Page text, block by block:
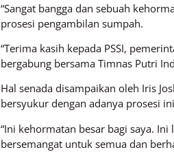
“Sangat bangga dan sebuah
prosesi pengambilan sumpah.
“Terima kasih kepada PSSI,
bergabung bersama Timnas Putri
Hal senada disampaikan oleh Iris
bersyukur dengan adanya prosesi
“Ini kehormatan besar bagi saya.
bersemangat untuk semua dan